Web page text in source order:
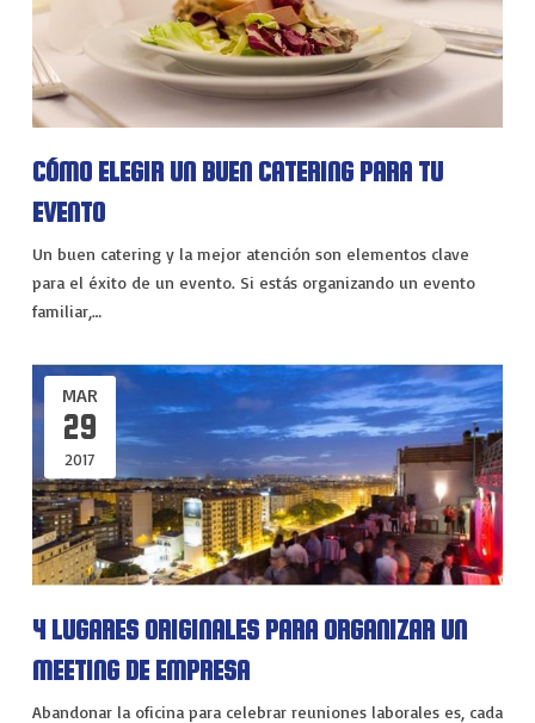
CÓMO ELEGIR UN BUEN CATERING PARA TU
EVENTO
Un buen catering y la mejor atención son elementos clave
para el éxito de un evento. Si estás organizando un evento
familiar,…
4 LUGARES ORIGINALES PARA ORGANIZAR UN
MEETING DE EMPRESA
MAR
29
2017
Abandonar la oficina para celebrar reuniones laborales es, cada